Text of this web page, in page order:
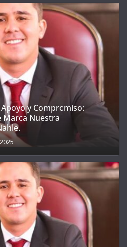
Apoyo y Compromiso:
Marca Nuestra